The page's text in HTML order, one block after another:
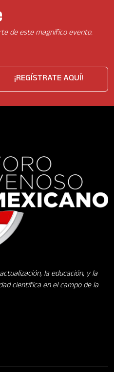
de este magnífico evento.
¡REGÍSTRATE AQUÍ!
la educación, y la
científica en el campo de la